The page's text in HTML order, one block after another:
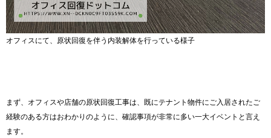
オフィスにて、原状回復を伴う内装解体を行っている様子
まず、オフィスや店舗の原状回復工事は、既にテナント物件にご入居されたご
経験のある方はおわかりのように、確認事項が非常に多い一大イベントと言え
ます。